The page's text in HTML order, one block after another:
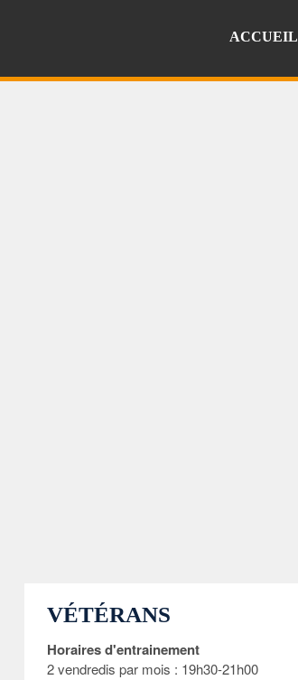
ACCUEIL
VÉTÉRANS
Horaires d'entrainement
2 vendredis par mois : 19h30-21h00